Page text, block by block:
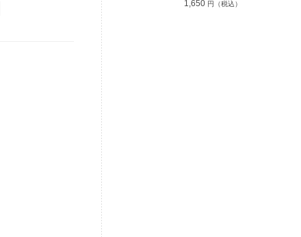
1,650 円（税込）